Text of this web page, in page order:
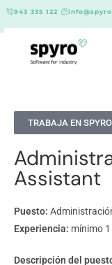
943 335 122
TRABAJA EN SPYRO
Assistant
Puesto:
Experiencia: mínimo
Descripción del